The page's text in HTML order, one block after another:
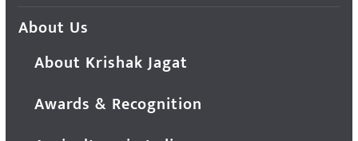
About Us
About Krishak Jagat
Awards & Recognition